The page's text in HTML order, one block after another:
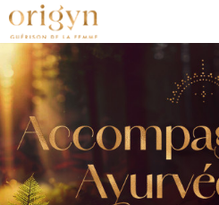
Passer
au
contenu